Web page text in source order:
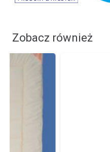
Zobacz również